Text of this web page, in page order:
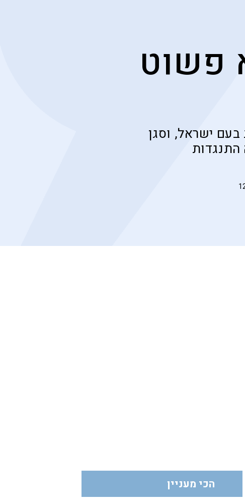
פשוט
ישראל, וסגן
הכי מעניין